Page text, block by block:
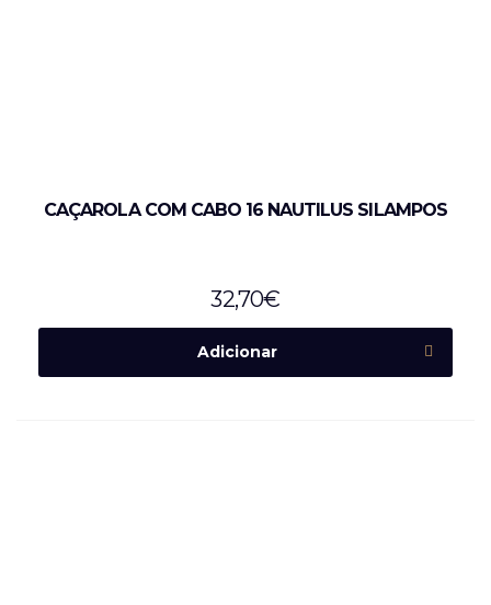
CAÇAROLA COM CABO 16 NAUTILUS SILAMPOS
32,70€
Adicionar